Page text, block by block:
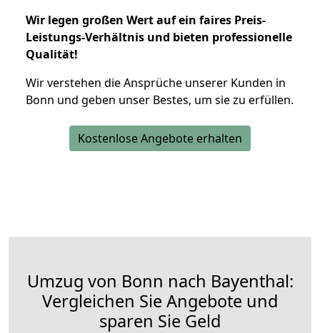
Wir legen großen Wert auf ein faires Preis-
Leistungs-Verhältnis und bieten professionelle
Qualität!
Wir verstehen die Ansprüche unserer Kunden in
Bonn und geben unser Bestes, um sie zu erfüllen.
Kostenlose Angebote erhalten
Umzug von Bonn nach Bayenthal:
Vergleichen Sie Angebote und
sparen Sie Geld